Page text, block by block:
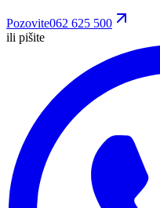
Pozovite062 625 500
ili pišite